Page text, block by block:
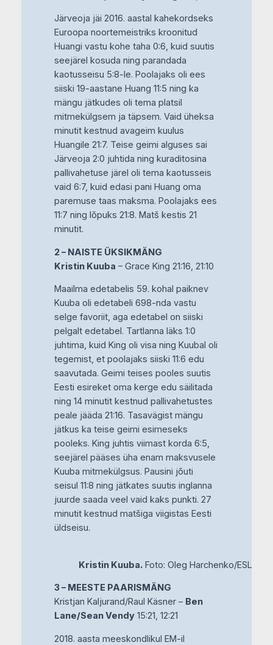
Järveoja jäi 2016. aastal kahekordseks
Euroopa noortemeistriks kroonitud
Huangi vastu kohe taha 0:6, kuid suutis
seejärel kosuda ning parandada
kaotusseisu 5:8-le. Poolajaks oli ees
siiski 19-aastane Huang 11:5 ning ka
mängu jätkudes oli tema platsil
mitmekülgsem ja täpsem. Vaid üheksa
minutit kestnud avageim kuulus
Huangile 21:7. Teise geimi alguses sai
Järveoja 2:0 juhtida ning kuraditosina
pallivahetuse järel oli tema kaotusseis
vaid 6:7, kuid edasi pani Huang oma
paremuse taas maksma. Poolajaks ees
11:7 ning lõpuks 21:8. Matš kestis 21
minutit.
2 – NAISTE ÜKSIKMÄNG
Kristin Kuuba – Grace King 21:16, 21:10
Maailma edetabelis 59. kohal paiknev
Kuuba oli edetabeli 698-nda vastu
selge favoriit, aga edetabel on siiski
pelgalt edetabel. Tartlanna läks 1:0
juhtima, kuid King oli visa ning Kuubal oli
tegemist, et poolajaks siiski 11:6 edu
saavutada. Geimi teises pooles suutis
Eesti esireket oma kerge edu säilitada
ning 14 minutit kestnud pallivahetustes
peale jääda 21:16. Tasavägist mängu
jätkus ka teise geimi esimeseks
pooleks. King juhtis viimast korda 6:5,
seejärel pääses üha enam maksvusele
Kuuba mitmekülgsus. Pausini jõuti
seisul 11:8 ning jätkates suutis inglanna
juurde saada veel vaid kaks punkti. 27
minutit kestnud matšiga viigistas Eesti
üldseisu.
Kristin Kuuba.Foto: Oleg Harchenko/ESL
3 – MEESTE PAARISMÄNG
Kristjan Kaljurand/Raul Käsner – Ben
Lane/Sean Vendy15:21, 12:21
2018. aasta meeskondlikul EM-il